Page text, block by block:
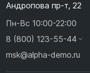
Андропова пр-т, 22
Пн-Вс 10:00-22:00
8 (800) 123-55-44
msk@alpha-demo.ru